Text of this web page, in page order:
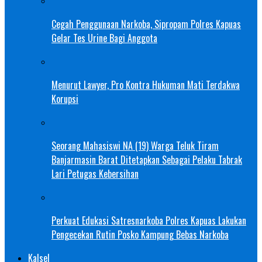
Cegah Penggunaan Narkoba, Sipropam Polres Kapuas
Gelar Tes Urine Bagi Anggota
Menurut Lawyer, Pro Kontra Hukuman Mati Terdakwa
Korupsi
Seorang Mahasiswi NA (19) Warga Teluk Tiram
Banjarmasin Barat Ditetapkan Sebagai Pelaku Tabrak
Lari Petugas Kebersihan
Perkuat Edukasi Satresnarkoba Polres Kapuas Lakukan
Pengecekan Rutin Posko Kampung Bebas Narkoba
Kalsel